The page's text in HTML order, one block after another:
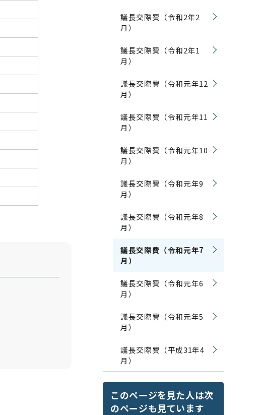
議長交際費（令和2年2
月）
議長交際費（令和2年1
月）
議長交際費（令和元年12
月）
議長交際費（令和元年11
月）
議長交際費（令和元年10
月）
議長交際費（令和元年9
月）
議長交際費（令和元年8
月）
議長交際費（令和元年7
月）
議長交際費（令和元年6
月）
議長交際費（令和元年5
月）
議長交際費（平成31年4
月）
このページを見た人は次
のページも見ています